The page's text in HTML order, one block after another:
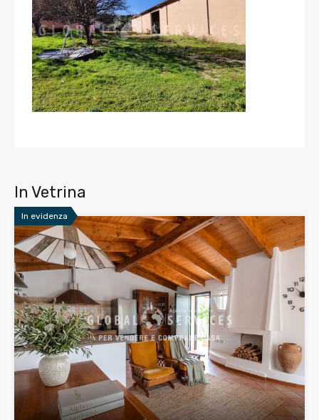
In Vetrina
In evidenza